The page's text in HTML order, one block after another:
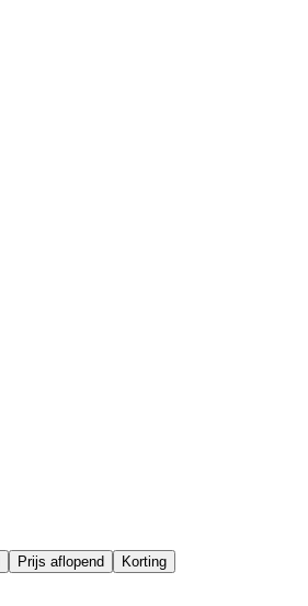
Prijs aflopend Korting